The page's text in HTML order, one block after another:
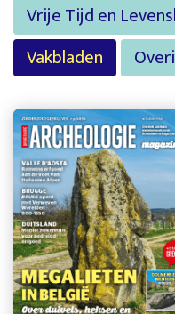
Vrije Tijd en
Vakbladen